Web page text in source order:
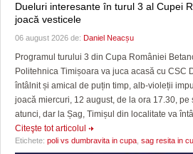
Dueluri interesante în turul 3 al Cupei
joacă vesticele
06 august 2026 de: Daniel Neacșu
Programul turului 3 din Cupa României
Politehnica Timișoara va juca acasă cu CSC
întâlnit și amical de puțin timp, alb-violeții
joacă miercuri, 12 august, de la ora 17.30, pe
atunci, dar la Șag, Timișul din localitate va
Citeşte tot articolul
Etichete: poli vs dumbravita in cupa sag resita in